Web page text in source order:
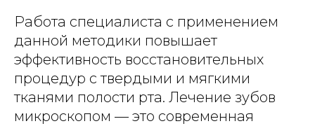
Работа специалиста с применением
данной методики повышает
эффективность восстановительных
процедур с твердыми и мягкими
тканями полости рта. Лечение зубов
микроскопом — это современная